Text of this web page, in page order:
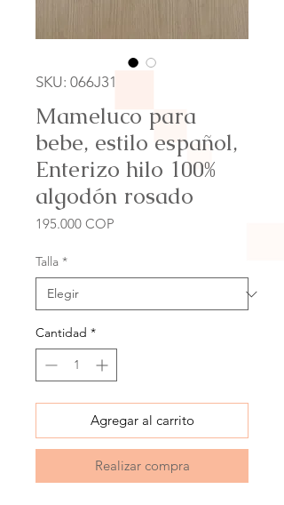
SKU: 066J31
Mameluco para
bebe, estilo español,
Enterizo hilo 100%
algodón rosado
195.000 COP
Talla *
Cantidad *
Agregar al carrito
Realizar compra